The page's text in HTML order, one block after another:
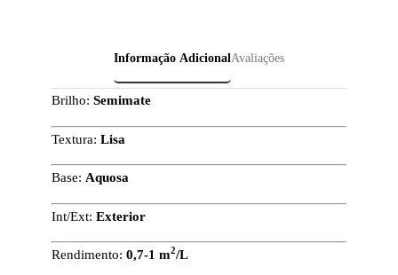
Informação AdicionalAvaliações
Brilho: Semimate
Textura: Lisa
Base: Aquosa
Int/Ext: Exterior
Rendimento: 0,7-1 m2/L